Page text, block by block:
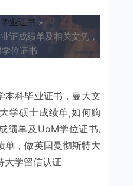
业证书
证成绩单及相关文凭，
位证书
本科毕业证书，曼大文
学硕士成绩单,如何购
绩单及UoM学位证书,
单，做英国曼彻斯特大
大学留信认证